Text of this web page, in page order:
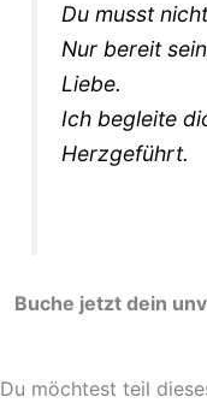
Du musst
Nur bereit
Liebe.
Ich begleite
Herzgeführt.
Buche jetzt dein
Du möchtest teil